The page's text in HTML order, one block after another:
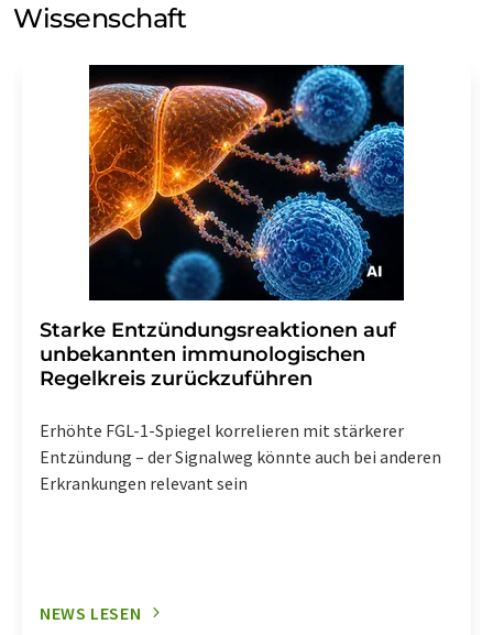
Wissenschaft
Starke Entzündungsreaktionen auf
unbekannten immunologischen
Regelkreis zurückzuführen
Erhöhte FGL-1-Spiegel korrelieren mit stärkerer
Entzündung – der Signalweg könnte auch bei anderen
Erkrankungen relevant sein
NEWS LESEN